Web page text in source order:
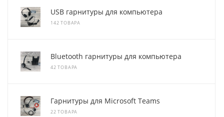
USB гарнитуры для компьютера
142 ТОВАРА
Bluetooth гарнитуры для компьютера
42 ТОВАРА
Гарнитуры для Microsoft Teams
22 ТОВАРА